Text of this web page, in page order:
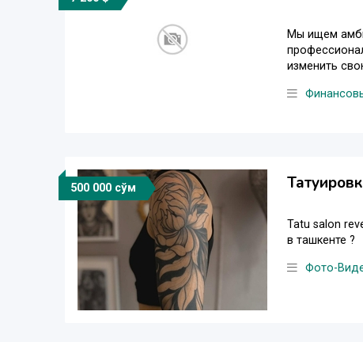
Мы ищем
изменить
500 000 сўм
Tatu salon
в ташкенте ?
Фото-